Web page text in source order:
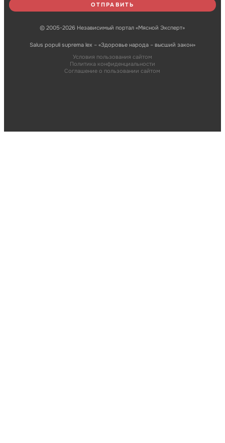
© 2005-2026 Независимый портал «Мясной Эксперт»
Salus populi suprema lex – «Здоровье народа – высший закон»
Условия пользования сайтом
Политика конфиденциальности
Соглашение о пользовании сайтом